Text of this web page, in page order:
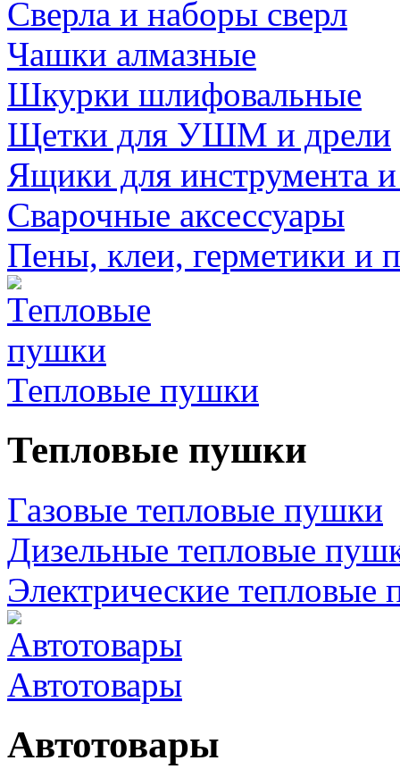
Сверла и наборы сверл
Чашки алмазные
Шкурки шлифовальные
Щетки для УШМ и дрели
Ящики для инструмента
Сварочные аксессуары
Пены, клеи, герметики и
Тепловые пушки
Тепловые пушки
Газовые тепловые пушки
Дизельные тепловые
Электрические тепловые
Автотовары
Автотовары